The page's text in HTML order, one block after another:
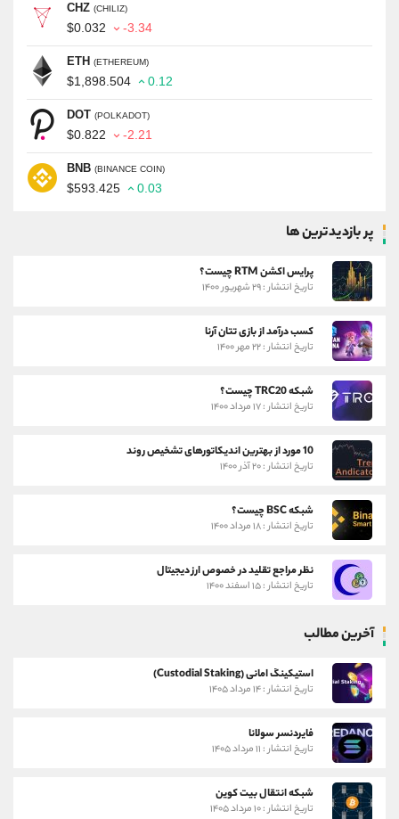
CHZ (CHILIZ)
$0.032 -3.34
ETH (ETHEREUM)
$1,898.504 0.12
DOT (POLKADOT)
$0.822 -2.21
BNB (BINANCE COIN)
$593.425 0.03
پر بازدیدترین ها
پرایس اکشن RTM چیست؟
تاریخ انتشار : ۲۹ شهریور ۱۴۰۰
کسب درآمد از بازی تتان آرنا
تاریخ انتشار : ۲۲ مهر ۱۴۰۰
شبکه TRC20 چیست؟
تاریخ انتشار : ۱۷ مرداد ۱۴۰۰
10 مورد از بهترین اندیکاتورهای تشخیص روند
تاریخ انتشار : ۲۰ آذر ۱۴۰۰
شبکه BSC چیست؟
تاریخ انتشار : ۱۸ مرداد ۱۴۰۰
نظر مراجع تقلید در خصوص ارز دیجیتال
تاریخ انتشار : ۱۵ اسفند ۱۴۰۰
آخرین مطالب
استیکینگ امانی (Custodial Staking)
تاریخ انتشار : ۱۴ مرداد ۱۴۰۵
فایردنسر سولانا
تاریخ انتشار : ۱۱ مرداد ۱۴۰۵
شبکه انتقال بیت کوین
تاریخ انتشار : ۱۰ مرداد ۱۴۰۵